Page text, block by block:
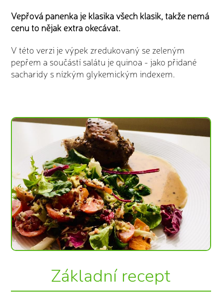
Vepřová panenka je klasika všech klasik, takže nemá
cenu to nějak extra okecávat.
V této verzi je výpek zredukovaný se zeleným
pepřem a součástí salátu je quinoa - jako přidané
sacharidy s nízkým glykemickým indexem.
Základní recept